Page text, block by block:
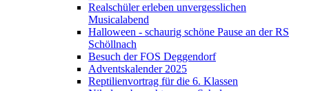
Realschüler erleben unvergesslichen
Musicalabend
Halloween - schaurig schöne Pause an der RS
Schöllnach
Besuch der FOS Deggendorf
Adventskalender 2025
Reptilienvortrag für die 6. Klassen